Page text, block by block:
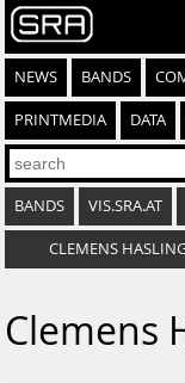
NEWS BANDS
PRINTMEDIA DATA
BANDS VIS.SRA.AT
CLEMENS
Clemens